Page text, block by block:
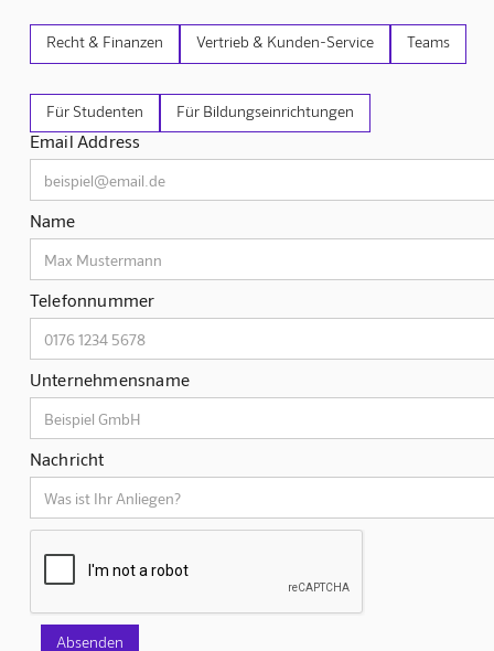
Recht & Finanzen Vertrieb & Kunden-Service Teams
Für Studenten Für Bildungseinrichtungen
Email Address
Name
Telefonnummer
Unternehmensname
Nachricht